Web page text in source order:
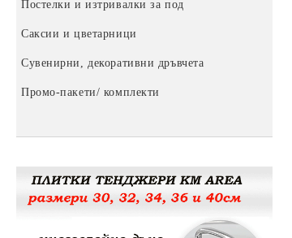
Капаци за тенджери и казани
Пластмасови изделия
Пластмасови кутии
Етажерки за обувки
Пластмасови табуретки
Ръчни уреди
Помпи за вода
За баня
Други домашни потреби
Постелки и изтривалки за под
Саксии и цветарници
Сувенирни, декоративни дръвчета
Промо-пакети/ комплекти